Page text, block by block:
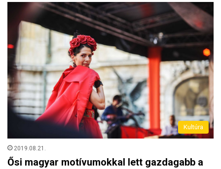
Kultúra
2019.08.21.
Ősi magyar motívumokkal lett gazdagabb a